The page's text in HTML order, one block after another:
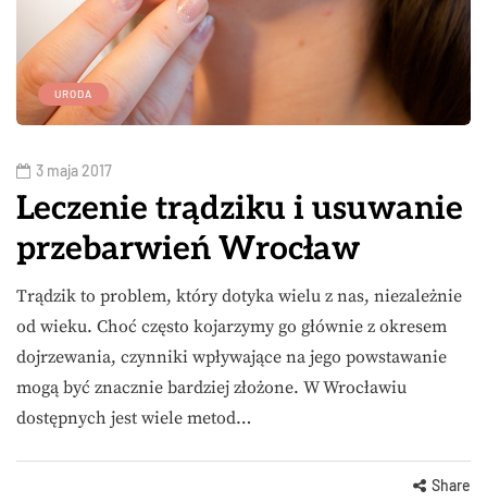
URODA
3 maja 2017
Leczenie trądziku i usuwanie
przebarwień Wrocław
Trądzik to problem, który dotyka wielu z nas, niezależnie
od wieku. Choć często kojarzymy go głównie z okresem
dojrzewania, czynniki wpływające na jego powstawanie
mogą być znacznie bardziej złożone. W Wrocławiu
dostępnych jest wiele metod…
Share